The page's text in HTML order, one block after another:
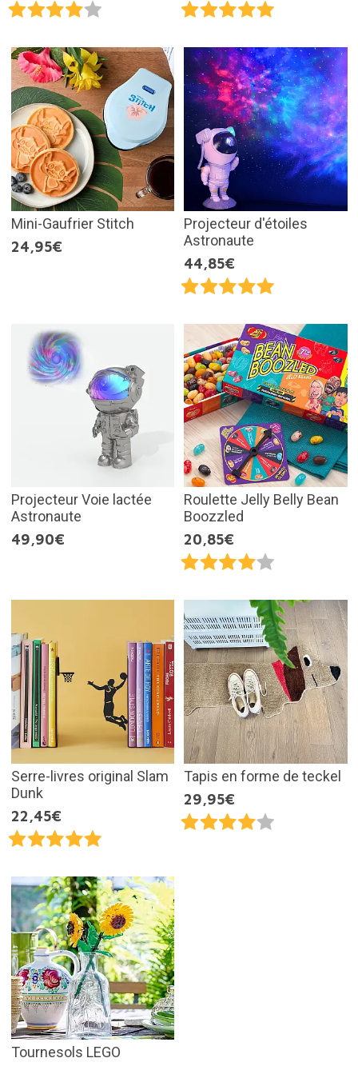
Mini-Gaufrier Stitch
24,95€
Projecteur d'étoiles
Astronaute
44,85€
Projecteur Voie lactée
Astronaute
49,90€
Roulette Jelly Belly Bean
Boozzled
20,85€
Serre-livres original Slam
Dunk
22,45€
Tapis en forme de teckel
29,95€
Tournesols LEGO